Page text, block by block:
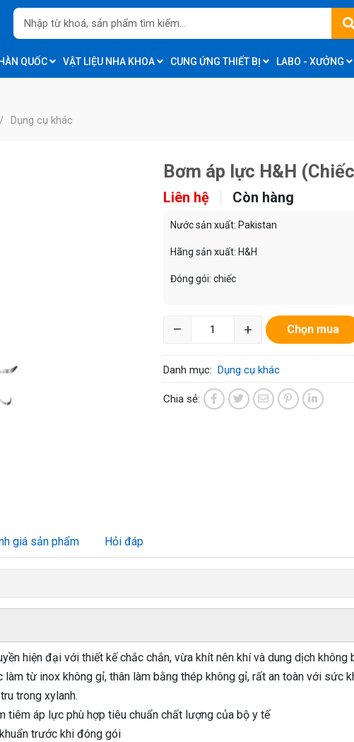
QUỐC VẬT LIỆU NHA KHOA CUNG ỨNG THIẾT BỊ LABO - XƯỞNG
Dụng cụ khác
Bơm áp lực H&H
Liên hệ Còn hàng
Nước sản xuất: Pakistan
Hãng sản xuất: H&H
Đóng gói: chiếc
– + Chọn mua
Danh mục: Dụng cụ khác
Chia sẻ:
giá sản phẩm Hỏi đáp
hiện đại với thiết kế chắc chắn, vừa khít nên khí và dung dịch không
làm từ inox không gỉ, thân làm bằng thép không gỉ, rất an toàn với sức
trong xylanh.
tiêm áp lực phù hợp tiêu chuẩn chất lượng của bộ y tế
trước khi đóng gói